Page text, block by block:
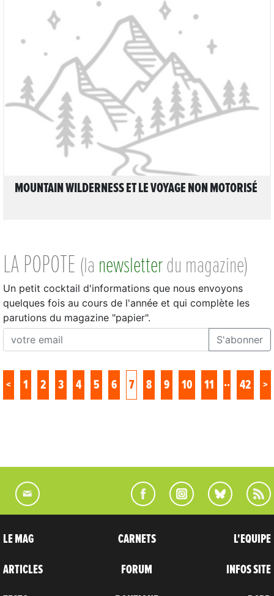
LIRE L'ARTICLE
MOUNTAIN WILDERNESS ET LE VOYAGE NON MOTORISÉ
LA POPOTE (la newsletterdu magazine)
Un petit cocktail d'informations que nous envoyons
quelques fois au cours de l'année et qui complète les
parutions du magazine "papier".
S'abonner
< 1 2 3 4 5 6 7 8 9 10 11 .. 42 >
LE MAG
ARTICLES
CARNETS
FORUM
L'EQUIPE
INFOS SITE